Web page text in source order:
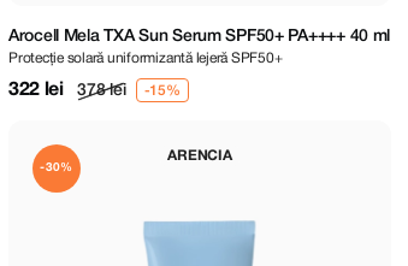
Arocell Mela TXA Sun Serum SPF50+ PA++++ 40 ml
Protecție solară uniformizantă lejeră SPF50+
322 lei 378 lei
ARENCIA
-30%